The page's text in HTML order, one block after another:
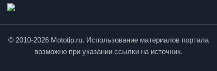
© 2010-2026 Mototip.ru. Использование материалов портала
возможно при указании ссылки на источник.